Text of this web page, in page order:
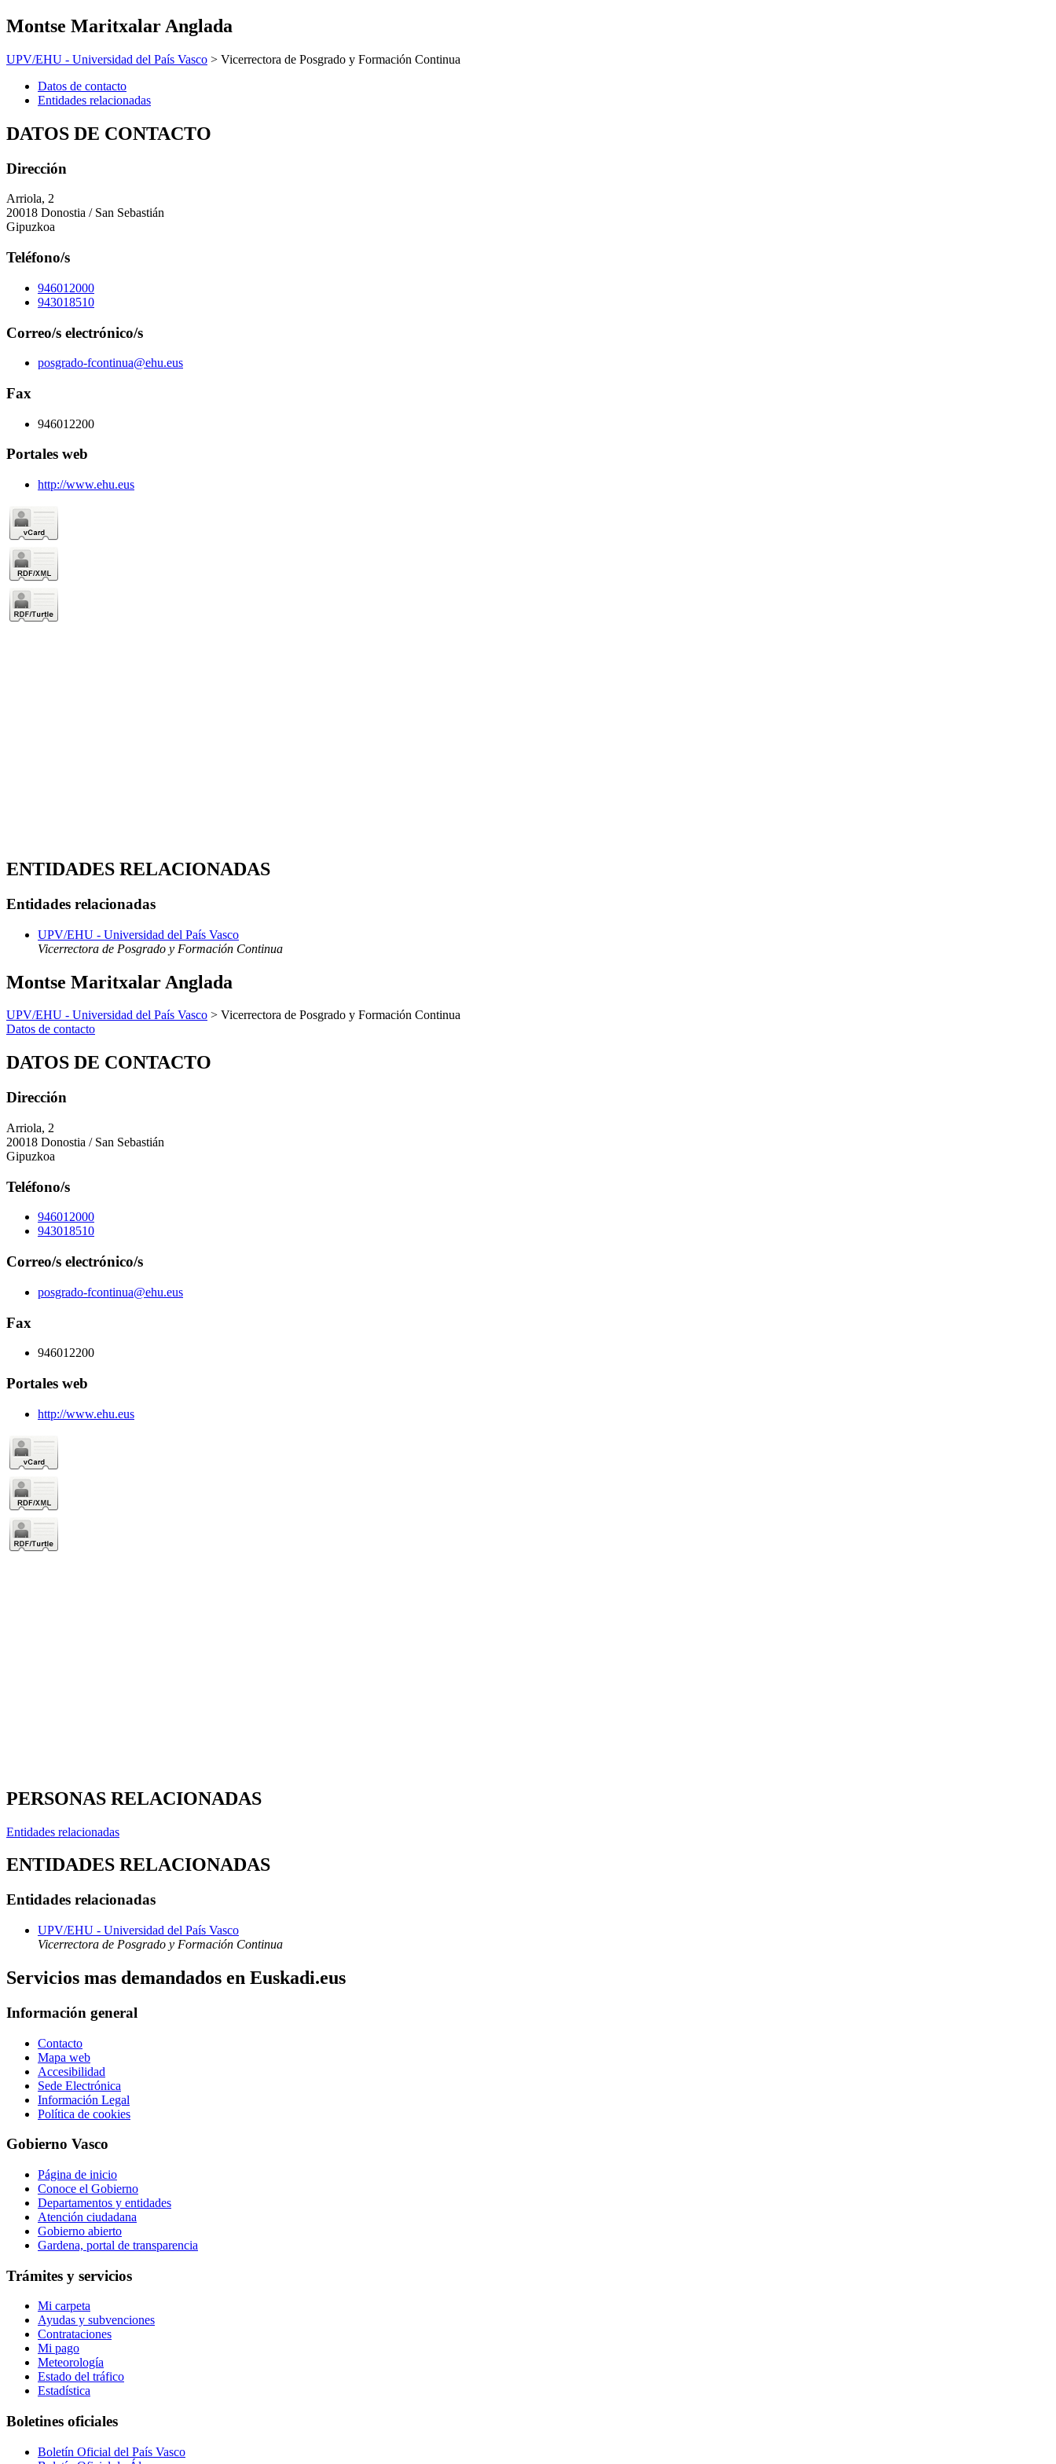
Montse Maritxalar Anglada
UPV/EHU - Universidad del País Vasco > Vicerrectora de Posgrado y Formación Continua
Datos de contacto
Entidades relacionadas
DATOS DE CONTACTO
Dirección
Arriola, 2
20018 Donostia / San Sebastián
Gipuzkoa
Teléfono/s
946012000
943018510
Correo/s electrónico/s
posgrado-fcontinua@ehu.eus
Fax
946012200
Portales web
http://www.ehu.eus
ENTIDADES RELACIONADAS
Entidades relacionadas
UPV/EHU - Universidad del País Vasco
Vicerrectora de Posgrado y Formación Continua
Montse Maritxalar Anglada
UPV/EHU - Universidad del País Vasco > Vicerrectora de Posgrado y Formación Continua
Datos de contacto
DATOS DE CONTACTO
Dirección
Arriola, 2
20018 Donostia / San Sebastián
Gipuzkoa
Teléfono/s
946012000
943018510
Correo/s electrónico/s
posgrado-fcontinua@ehu.eus
Fax
946012200
Portales web
http://www.ehu.eus
PERSONAS RELACIONADAS
Entidades relacionadas
ENTIDADES RELACIONADAS
Entidades relacionadas
UPV/EHU - Universidad del País Vasco
Vicerrectora de Posgrado y Formación Continua
Servicios mas demandados en Euskadi.eus
Información general
Contacto
Mapa web
Accesibilidad
Sede Electrónica
Información Legal
Política de cookies
Gobierno Vasco
Página de inicio
Conoce el Gobierno
Departamentos y entidades
Atención ciudadana
Gobierno abierto
Gardena, portal de transparencia
Trámites y servicios
Mi carpeta
Ayudas y subvenciones
Contrataciones
Mi pago
Meteorología
Estado del tráfico
Estadística
Boletines oficiales
Boletín Oficial del País Vasco